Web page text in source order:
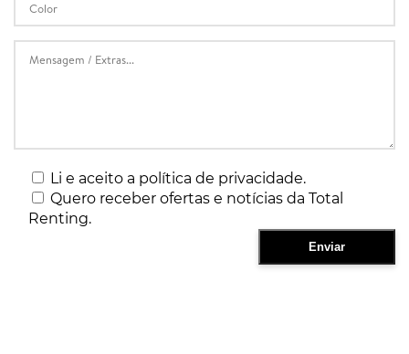
Li e aceito a política de privacidade.
Quero receber ofertas e notícias da Total
Renting.